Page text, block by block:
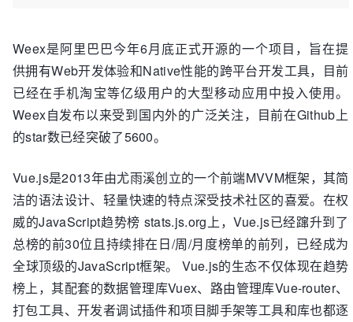
Weex是阿里巴巴今年6月底正式开源的一个项目，旨在提
供拥有Web开发体验和Native性能的跨平台开发工具，目前
已经在手机淘宝等亿级用户的大型移动应用中投入使用。
Weex自发布以来受到国内外的广泛关注，目前在Github上
的star数已经突破了5600。
Vue.js是2013年由尤雨溪创立的一个前端MVVM框架，其简
洁的语法设计、轻量快速的特点深受技术社区的喜爱。在权
威的JavaScript趋势榜 stats.js.org上，Vue.js已经蹿升到了
总榜的前30位且持续排在日/周/月度榜单的前列，已经成为
全球顶级的JavaScript框架。 Vue.js的生态不仅体现在趋势
榜上，其配套的数据管理库Vuex、路由管理库Vue-router、
打包工具、开发者调试插件和项目脚手架等工具和库也都逐